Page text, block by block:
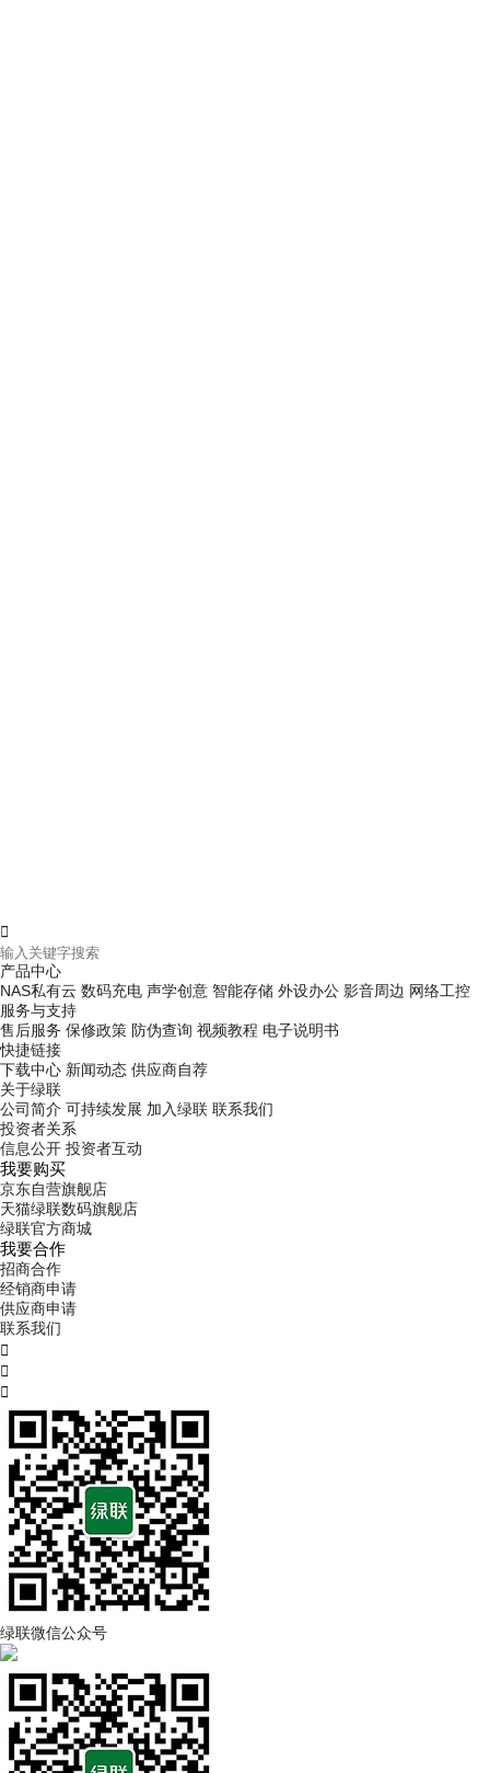

产品中心
NAS私有云 数码充电 声学创意 智能存储 外设办公 影音周边 网络工控
服务与支持
售后服务 保修政策 防伪查询 视频教程 电子说明书
快捷链接
下载中心 新闻动态 供应商自荐
关于绿联
公司简介 可持续发展 加入绿联 联系我们
投资者关系
信息公开 投资者互动
我要购买
京东自营旗舰店
天猫绿联数码旗舰店
绿联官方商城
我要合作
招商合作
经销商申请
供应商申请
联系我们



绿联微信公众号